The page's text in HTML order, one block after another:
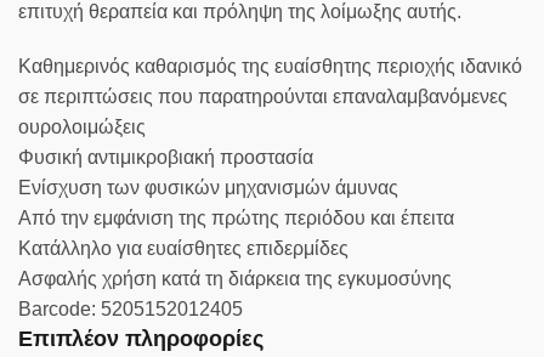
επιτυχή θεραπεία και πρόληψη της λοίμωξης αυτής.
Καθημερινός καθαρισμός της ευαίσθητης περιοχής ιδανικό
σε περιπτώσεις που παρατηρούνται επαναλαμβανόμενες
ουρολοιμώξεις
Φυσική αντιμικροβιακή προστασία
Ενίσχυση των φυσικών μηχανισμών άμυνας
Από την εμφάνιση της πρώτης περιόδου και έπειτα
Κατάλληλο για ευαίσθητες επιδερμίδες
Ασφαλής χρήση κατά τη διάρκεια της εγκυμοσύνης
Barcode: 5205152012405
Επιπλέον πληροφορίες